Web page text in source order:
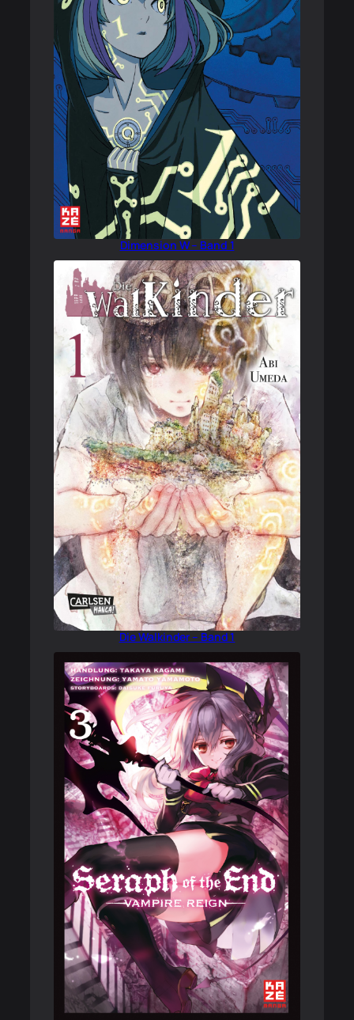
Dimension W – Band 1
Die Walkinder – Band 1